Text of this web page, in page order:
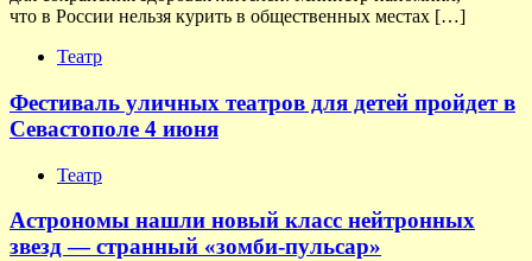
что в России нельзя курить в общественных местах […]
Театр
Фестиваль уличных театров для детей пройдет в
Севастополе 4 июня
Театр
Астрономы нашли новый класс нейтронных
звезд — странный «зомби-пульсар»